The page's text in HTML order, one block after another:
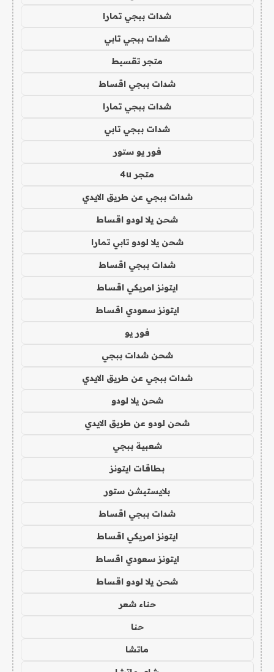
شدات ببجي تمارا
شدات ببجي تابي
متجر تقسيط
شدات ببجي اقساط
شدات ببجي تمارا
شدات ببجي تابي
فور يو ستور
متجر 4u
شدات ببجي عن طريق الايدي
شحن يلا لودو اقساط
شحن يلا لودو تابي تمارا
شدات ببجي اقساط
ايتونز امريكي اقساط
ايتونز سعودي اقساط
فور يو
شحن شدات ببجي
شدات ببجي عن طريق الايدي
شحن يلا لودو
شحن لودو عن طريق الايدي
شعبية ببجي
بطاقات ايتونز
بلايستيشن ستور
شدات ببجي اقساط
ايتونز امريكي اقساط
ايتونز سعودي اقساط
شحن يلا لودو اقساط
حناء شعر
حنا
ماتشا